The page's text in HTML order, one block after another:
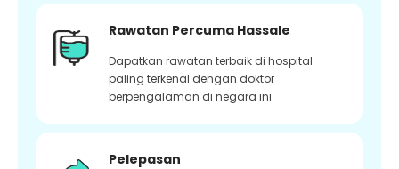
Rawatan Percuma Hassale
Dapatkan rawatan terbaik di hospital
paling terkenal dengan doktor
berpengalaman di negara ini
Pelepasan